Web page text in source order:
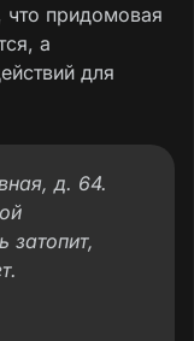
придомовая
а
для
д. 64.
затопит,